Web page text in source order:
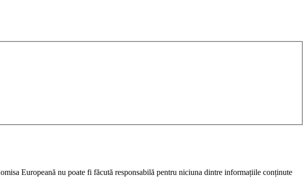
Europeană nu poate fi făcută responsabilă pentru niciuna dintre informațiile conținute